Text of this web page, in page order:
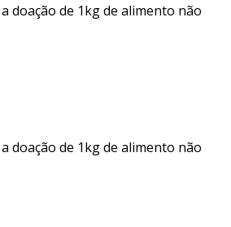
doação de 1kg de alimento não
doação de 1kg de alimento não